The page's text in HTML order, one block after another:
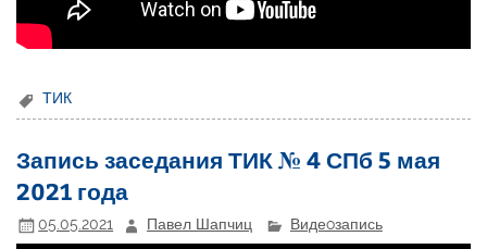
ТИК
Запись заседания ТИК № 4 СПб 5 мая
2021 года
05.05.2021 Павел Шапчиц Видеoзапись